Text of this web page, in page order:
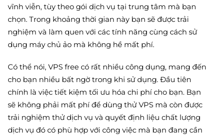
vĩnh viễn, tùy theo gói dịch vụ tại trung tâm mà bạn
chọn. Trong khoảng thời gian này bạn sẽ được trải
nghiệm và làm quen với các tính năng cùng cách sử
dụng máy chủ ảo mà không hề mất phí.
Có thể nói, VPS free có rất nhiều công dụng, mang đến
cho bạn nhiều bất ngờ trong khi sử dụng. Đầu tiên
chính là việc tiết kiệm tối ưu hóa chi phí cho bạn. Bạn
sẽ không phải mất phí để dùng thử VPS mà còn được
trải nghiệm thử dịch vụ và quyết định liệu chất lượng
dịch vụ đó có phù hợp với công việc mà bạn đang cần